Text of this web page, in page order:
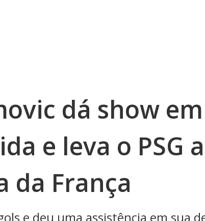
dá show em
e leva o PSG
da França
e deu uma assistência em sua